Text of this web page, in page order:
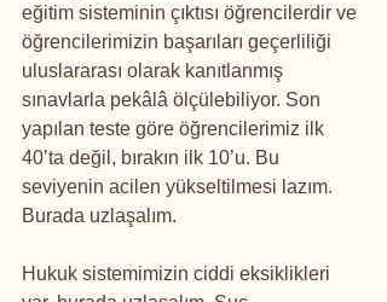
eğitim sisteminin çıktısı öğrencilerdir ve
öğrencilerimizin başarıları geçerliliği
uluslararası olarak kanıtlanmış
sınavlarla pekâlâ ölçülebiliyor. Son
yapılan teste göre öğrencilerimiz ilk
40’ta değil, bırakın ilk 10’u. Bu
seviyenin acilen yükseltilmesi lazım.
Burada uzlaşalım.
Hukuk sistemimizin ciddi eksiklikleri